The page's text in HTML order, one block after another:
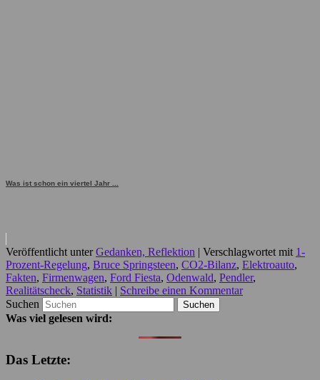
Was ist schon ein viertel Jahr ...
Veröffentlicht unter Gedanken, Reflektion | Verschlagwortet mit 1-
Prozent-Regelung, Bruce Springsteen, CO2-Bilanz, Elektroauto,
Fakten, Firmenwagen, Ford Fiesta, Odenwald, Pendler,
Realitätscheck, Statistik | Schreibe einen Kommentar
Suchen
Was viel gelesen wird:
Das Letzte: